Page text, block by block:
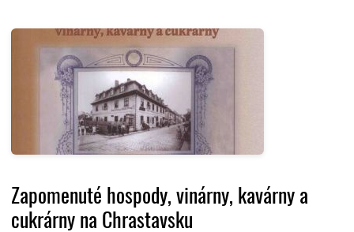
Zapomenuté hospody, vinárny, kavárny a
cukrárny na Chrastavsku